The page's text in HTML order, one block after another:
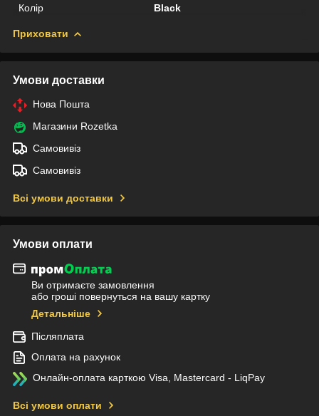
Колір
Black
Приховати
Умови доставки
Нова Пошта
Магазини Rozetka
Самовивіз
Самовивіз
Всі умови доставки
Умови оплати
Ви отримаєте замовлення
або гроші повернуться на вашу картку
Детальніше
Післяплата
Оплата на рахунок
Онлайн-оплата карткою Visa, Mastercard - LiqPay
Всі умови оплати